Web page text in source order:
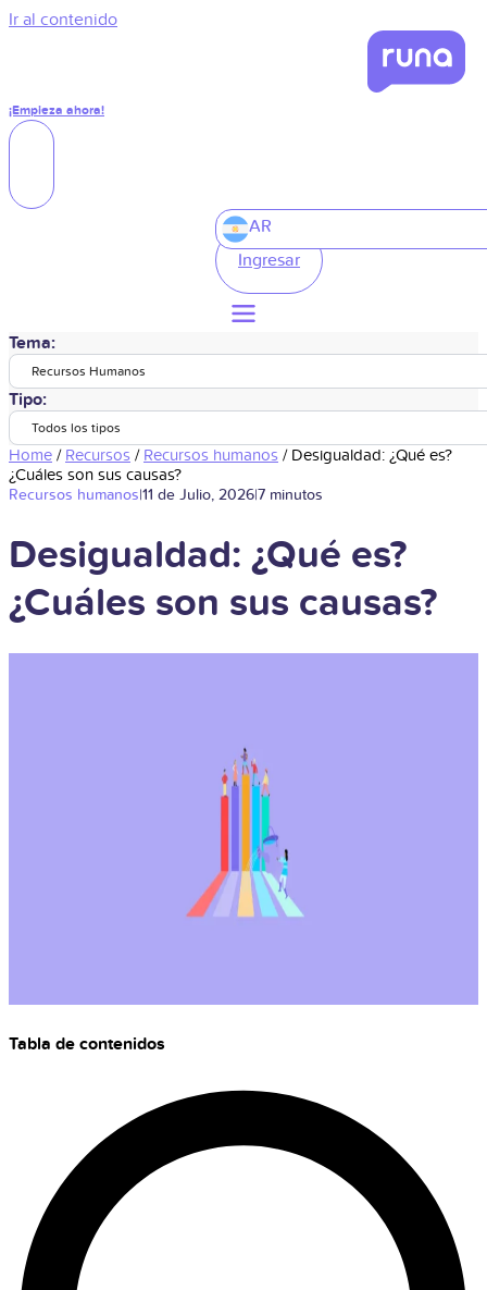
Ir al contenido
¡Empieza ahora!
AR
Ingresar
Tema:
Recursos Humanos
Tipo:
Todos los tipos
Home / Recursos / Recursos humanos / Desigualdad: ¿Qué es?
¿Cuáles son sus causas?
Recursos humanos|11 de Julio, 2026|7 minutos
Desigualdad: ¿Qué es?
¿Cuáles son sus causas?
Tabla de contenidos